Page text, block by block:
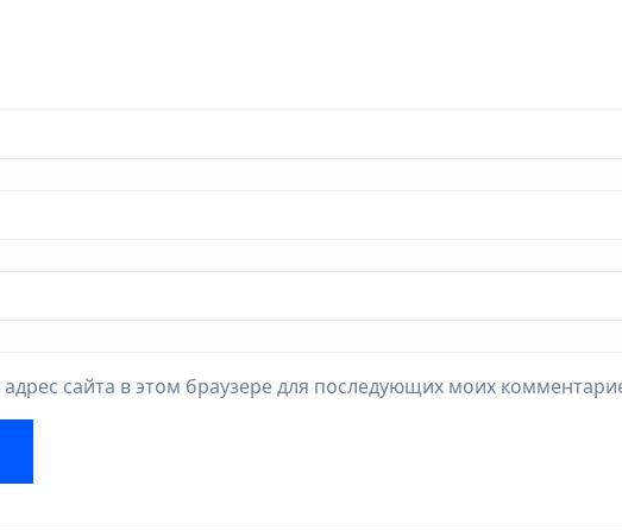
сайта в этом браузере для последующих моих